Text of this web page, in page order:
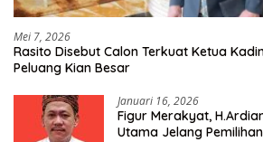
Mei 7, 2026
Rasito Disebut Calon Terkuat Ketua
Peluang Kian Besar
Januari 16, 2026
Figur Merakyat,
Utama Jelang